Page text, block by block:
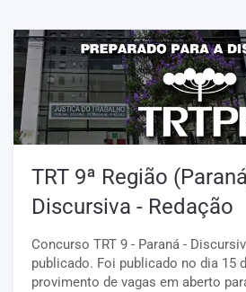
TRT 9ª Região
Discursiva - Redação
Concurso TRT 9 - Paraná -
publicado. Foi publicado no dia 15
provimento de vagas em aberto